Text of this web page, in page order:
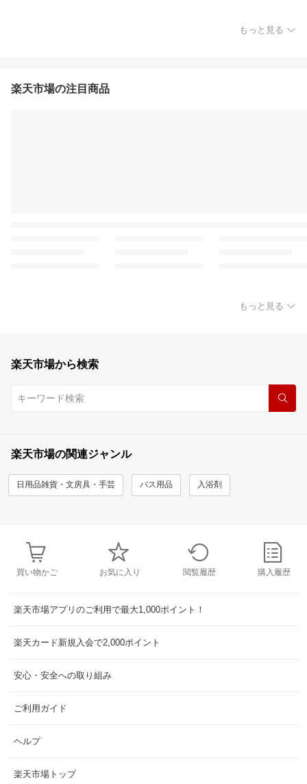
もっと見る
楽天市場の注目商品
もっと見る
楽天市場から検索
楽天市場の関連ジャンル
日用品雑貨・文房具・手芸 バス用品 入浴剤
買い物かご お気に入り 閲覧履歴 購入履歴
楽天市場アプリのご利用で最大1,000ポイント！
楽天カード新規入会で2,000ポイント
安心・安全への取り組み
ご利用ガイド
ヘルプ
楽天市場トップ